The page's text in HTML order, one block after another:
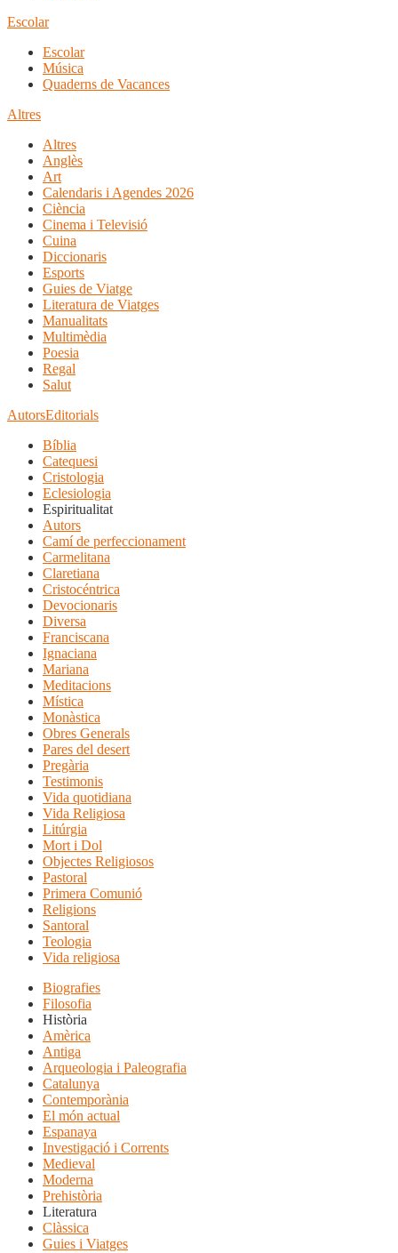
Escolar
Escolar
Música
Quaderns de Vacances
Altres
Altres
Anglès
Art
Calendaris i Agendes 2026
Ciència
Cinema i Televisió
Cuina
Diccionaris
Esports
Guies de Viatge
Literatura de Viatges
Manualitats
Multimèdia
Poesia
Regal
Salut
AutorsEditorials
Bíblia
Catequesi
Cristologia
Eclesiologia
Espiritualitat
Autors
Camí de perfeccionament
Carmelitana
Claretiana
Cristocéntrica
Devocionaris
Diversa
Franciscana
Ignaciana
Mariana
Meditacions
Mística
Monàstica
Obres Generals
Pares del desert
Pregària
Testimonis
Vida quotidiana
Vida Religiosa
Litúrgia
Mort i Dol
Objectes Religiosos
Pastoral
Primera Comunió
Religions
Santoral
Teologia
Vida religiosa
Biografies
Filosofia
Història
Amèrica
Antiga
Arqueologia i Paleografia
Catalunya
Contemporània
El món actual
Espanaya
Investigació i Corrents
Medieval
Moderna
Prehistòria
Literatura
Clàssica
Guies i Viatges